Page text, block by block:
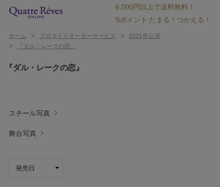
6,000円以上で送料無料！
Sポイント たまる！つかえる！
ホーム > ブロマイドオーダーサービス > 2021年公演
> 『ダル・レークの恋』
『ダル・レークの恋』
スチール写真
舞台写真